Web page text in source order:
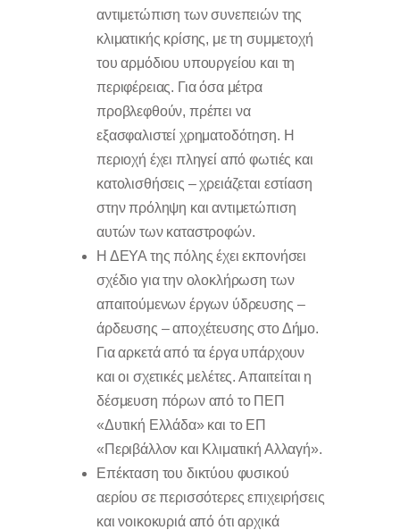
αντιμετώπιση των συνεπειών της
κλιματικής κρίσης, με τη συμμετοχή
του αρμόδιου υπουργείου και τη
περιφέρειας. Για όσα μέτρα
προβλεφθούν, πρέπει να
εξασφαλιστεί χρηματοδότηση. Η
περιοχή έχει πληγεί από φωτιές και
κατολισθήσεις – χρειάζεται εστίαση
στην πρόληψη και αντιμετώπιση
αυτών των καταστροφών.
Η ΔΕΥΑ της πόλης έχει εκπονήσει
σχέδιο για την ολοκλήρωση των
απαιτούμενων έργων ύδρευσης –
άρδευσης – αποχέτευσης στο Δήμο.
Για αρκετά από τα έργα υπάρχουν
και οι σχετικές μελέτες. Απαιτείται η
δέσμευση πόρων από το ΠΕΠ
«Δυτική Ελλάδα» και το ΕΠ
«Περιβάλλον και Κλιματική Αλλαγή».
Επέκταση του δικτύου φυσικού
αερίου σε περισσότερες επιχειρήσεις
και νοικοκυριά από ότι αρχικά